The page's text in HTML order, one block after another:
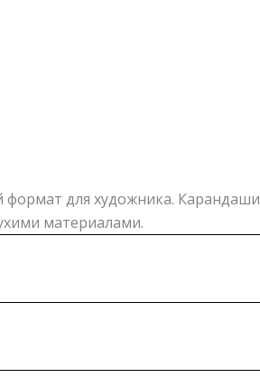
для художника. Карандаши
материалами.